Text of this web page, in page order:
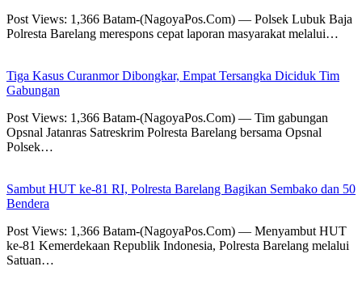
Post Views: 1,366 Batam-(NagoyaPos.Com) — Polsek Lubuk Baja
Polresta Barelang merespons cepat laporan masyarakat melalui…
Tiga Kasus Curanmor Dibongkar, Empat Tersangka Diciduk Tim
Gabungan
Post Views: 1,366 Batam-(NagoyaPos.Com) — Tim gabungan
Opsnal Jatanras Satreskrim Polresta Barelang bersama Opsnal
Polsek…
Sambut HUT ke-81 RI, Polresta Barelang Bagikan Sembako dan 50
Bendera
Post Views: 1,366 Batam-(NagoyaPos.Com) — Menyambut HUT
ke-81 Kemerdekaan Republik Indonesia, Polresta Barelang melalui
Satuan…